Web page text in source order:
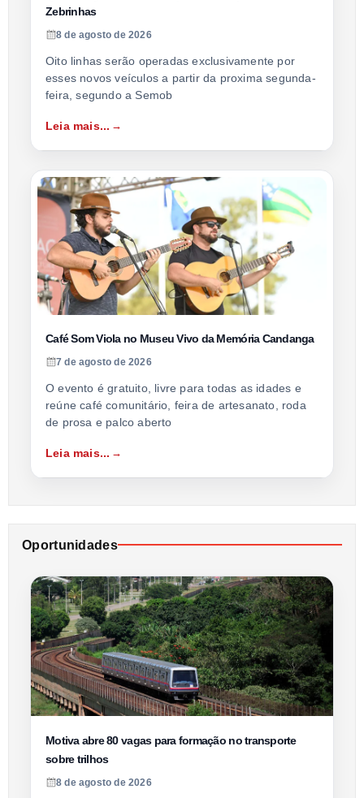
Zebrinhas
8 de agosto de 2026
Oito linhas serão operadas exclusivamente por
esses novos veículos a partir da proxima segunda-
feira, segundo a Semob
Leia mais...
Café Som Viola no Museu Vivo da Memória Candanga
7 de agosto de 2026
O evento é gratuito, livre para todas as idades e
reúne café comunitário, feira de artesanato, roda
de prosa e palco aberto
Leia mais...
Oportunidades
Motiva abre 80 vagas para formação no transporte
sobre trilhos
8 de agosto de 2026